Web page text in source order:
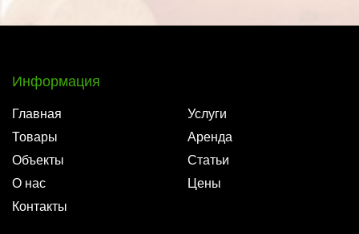
Информация
Главная
Услуги
Товары
Аренда
Объекты
Статьи
О нас
Цены
Контакты